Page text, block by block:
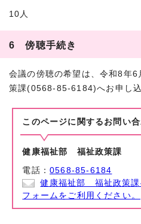
10人
6 傍聴手続き
会議の傍聴の希望は、令和8年
策課(0568-85-6184)へお申し込
このページに関する お問い
健康福祉部 福祉政策課
電話：0568-85-6184
健康福祉部 福祉政策課
フォームをご利用ください。